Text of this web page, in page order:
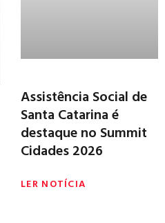
Assistência Social de
Santa Catarina é
destaque no Summit
Cidades 2026
LER NOTÍCIA